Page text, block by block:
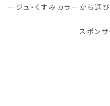
ージュ・くすみカラーから選び
スポン